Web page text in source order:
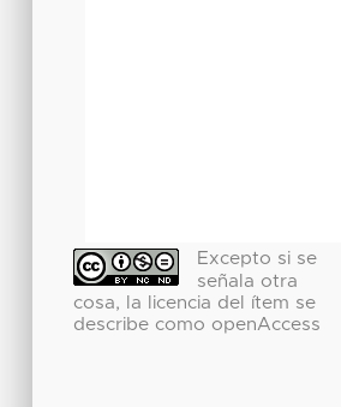
Excepto si se
señala otra
cosa, la licencia del ítem se
describe como openAccess